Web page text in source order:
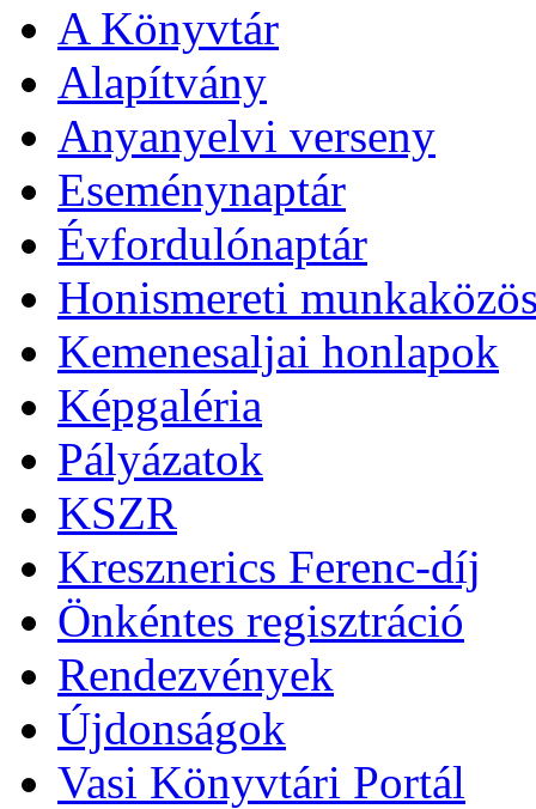
A Könyvtár
Alapítvány
Anyanyelvi verseny
Eseménynaptár
Évfordulónaptár
Honismereti
Kemenesaljai honlapok
Képgaléria
Pályázatok
KSZR
Kresznerics Ferenc-díj
Önkéntes regisztráció
Rendezvények
Újdonságok
Vasi Könyvtári Portál